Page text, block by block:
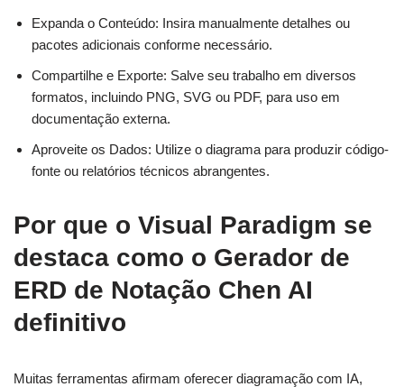
Expanda o Conteúdo: Insira manualmente detalhes ou
pacotes adicionais conforme necessário.
Compartilhe e Exporte: Salve seu trabalho em diversos
formatos, incluindo PNG, SVG ou PDF, para uso em
documentação externa.
Aproveite os Dados: Utilize o diagrama para produzir código-
fonte ou relatórios técnicos abrangentes.
Por que o Visual Paradigm se
destaca como o Gerador de
ERD de Notação Chen AI
definitivo
Muitas ferramentas afirmam oferecer diagramação com IA,